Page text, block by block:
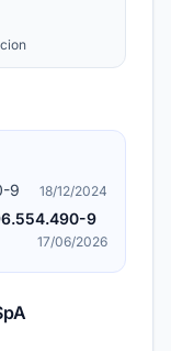
9
18/12/2024
9
17/06/2026